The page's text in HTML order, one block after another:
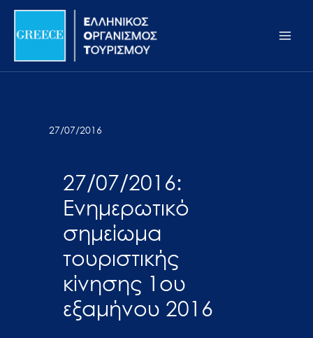
Σημείωση:
ιστότοπος
προσβασιμότητας.
Μετάβαση
περιεχόμενο
27/07/2016
27/07/2016:
Ενημερωτικό
σημείωμα
τουριστικής
κίνησης 1ου
εξαμήνου 2016